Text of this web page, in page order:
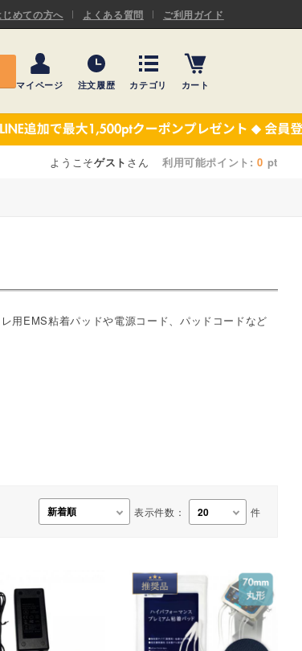
じめての方へ よくある質問 ご利用ガイド
マイページ 注文履歴 カテゴリ
ASキネシオロジーテープ
カート
ようこそゲスト さん 利用可能ポイント:0 pt
用EMS粘着パッドや電源コード、パッドコードなど
表示件数： 件
機材・機材消耗品
テーピング
施術ベッド・マクラ
【楽トレ】機器付属品